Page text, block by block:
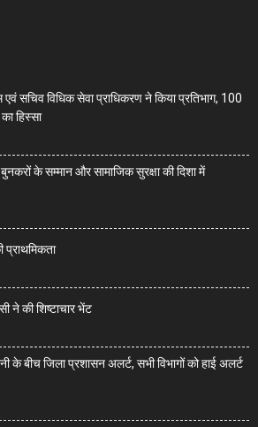
सचिव विधिक सेवा प्राधिकरण ने किया प्रतिभाग, 100
हिस्सा
के सम्मान और सामाजिक सुरक्षा की दिशा में
प्राथमिकता
ने की शिष्टाचार भेंट
के बीच जिला प्रशासन अलर्ट, सभी विभागों को हाई अलर्ट